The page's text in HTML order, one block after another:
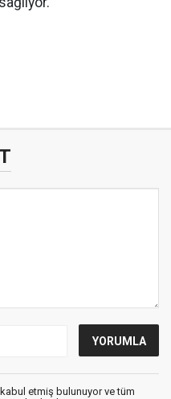
kabul etmiş bulunuyor ve tüm